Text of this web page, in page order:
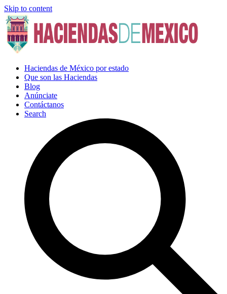
Skip to content
Haciendas de México por estado
Que son las Haciendas
Blog
Anúnciate
Contáctanos
Search